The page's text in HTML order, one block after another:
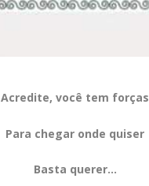
Acredite, você tem forças
Para chegar onde quiser
Basta querer…